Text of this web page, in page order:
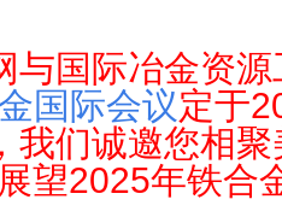
与国际冶金资
国际会议定于
我们诚邀您相
望2025年铁合